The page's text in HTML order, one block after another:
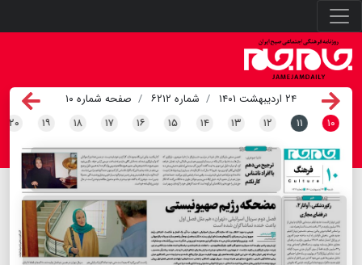
۲۴ اردیبهشت ۱۴۰۱ شماره ۶۲۱۲
صفحه شماره ۱۰
۱۰ ۱۱ ۱۲ ۱۳ ۱۴ ۱۵ ۱۶ ۱۷ ۱۸ ۱۹ ۲۰